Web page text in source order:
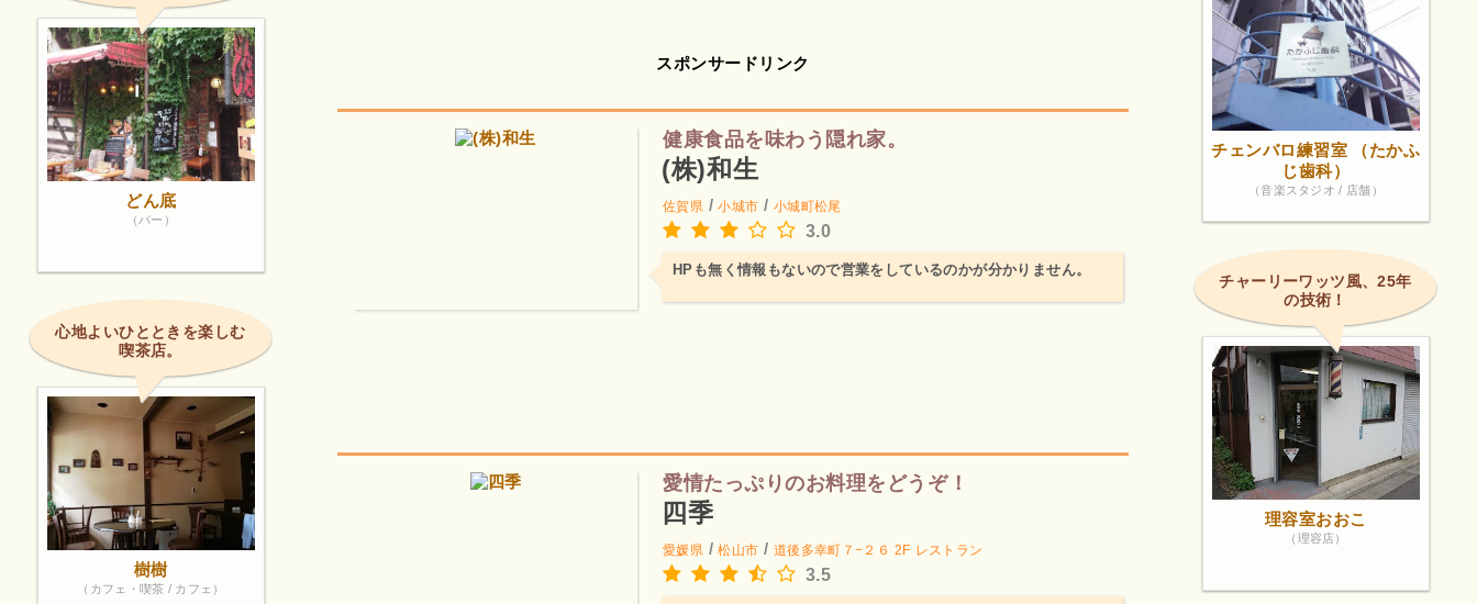
スポンサードリンク
健康食品を味わう隠れ家。
(株)和生
佐賀県 /小城市 / 小城町松尾
3.0
HPも無く情報もないので営業をしているのかが分かりません。
愛情たっぷりのお料理をどうぞ！
四季
愛媛県 /松山市 / 道後多幸町７−２６ 2F レストラン
3.5
どん底
（バー）
心地よいひとときを楽しむ
喫茶店。
樹樹
（カフェ・喫茶 / カフェ）
チェンバロ練習室 （たかふ
じ歯科）
（音楽スタジオ / 店舗）
チャーリーワッツ風、25年
の技術！
理容室おおこ
（理容店）